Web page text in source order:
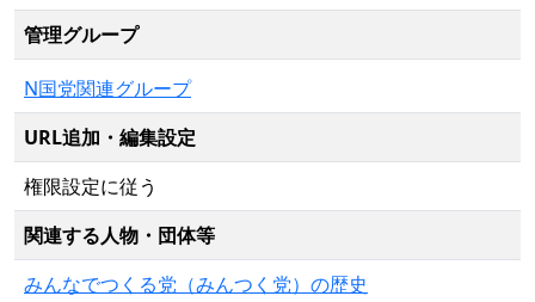
管理グループ
N国党関連グループ
URL追加・編集設定
権限設定に従う
関連する人物・団体等
みんなでつくる党（みんつく党）の歴史